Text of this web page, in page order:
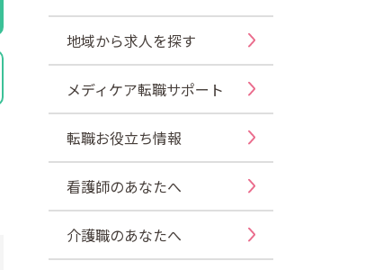
地域から求人を探す
メディケア転職サポート
転職お役立ち情報
看護師のあなたへ
介護職のあなたへ